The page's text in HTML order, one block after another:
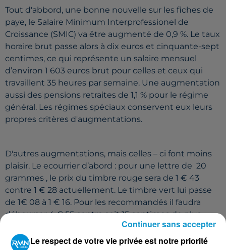
Tout d'abbord, une bonne nouvelle sur les fiches de
paye, le Salaire Minimum Interprofessionel de
Croissance (SMIC) va être augmenté de 0,9 %. Le taux
horaire brut passe alors à dix euros et cinquante-sept
centimes, ce qui représente un salaire mensuel
d’environ 1 603 euros brut pour celles et ceux qui
travaillent 35 heures par semaine. Une augmentation
aussi des pensions retraites de 1,1 % pour le régime
général. Les régimes spéciaux conservent eux leurs
propres critères d'augmentations.
D'autres augmentations, mais celles – ci font moins
plaisir. Le ecourrier d’abord : pour une lettre de 20
grammes , le prix du timbre rouge sera de 1 € 43
contre 1 € 28 actuellement. Le timbre vert lui passe
de 1€ 08 à 1 € 16. Pour les recommandés il faudra
débourser 4 € 55 contre soit 15 centimes de plus
Le respect de votre vie privée est notre priorité
Continuer sans accepter